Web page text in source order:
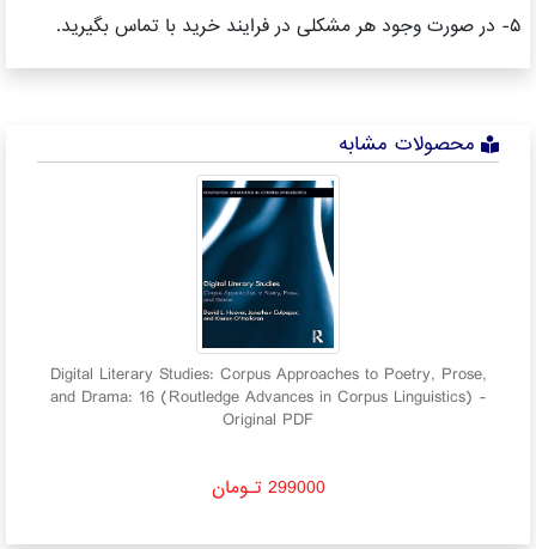
محصولات مشابه
Digital Literary Studies: Corpus Approaches to Poetry, Prose,
and Drama: 16 (Routledge Advances in Corpus Linguistics) -
Original PDF
299000 تـومان